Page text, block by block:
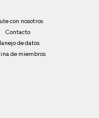
con nosotros
Contacto
de datos
de miembros